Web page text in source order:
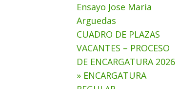
Ensayo Jose Maria
Arguedas
CUADRO DE PLAZAS
VACANTES – PROCESO
DE ENCARGATURA 2026
» ENCARGATURA